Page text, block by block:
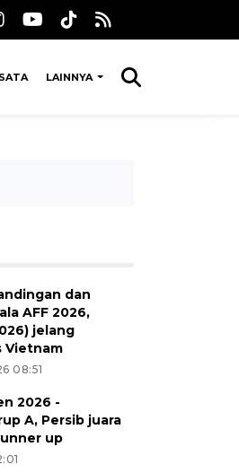
LAINNYA
dan
AFF 2026,
jelang
Vietnam
08:51
2026 -
A, Persib juara
up